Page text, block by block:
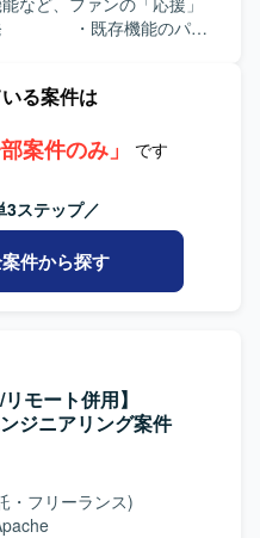
内のミーティングでの優
資料管理など多機能なビ
方の知見を深めることが
チマークを重視した開発
ビス運用に必要な経験も
MySQLを用いたWebアプ
発 ・既存機能のパフ
インフラ/DB:
※ユーザー数拡大に伴
AIツール：Claude
など スクラム開発
る案件は
部案件のみ」 です
3ステップ／
件から探す
モート併用】
ジニアリング案件
・フリーランス)